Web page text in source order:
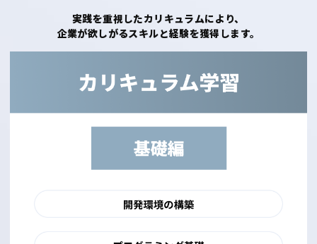
実践を重視したカリキュラムにより、
企業が欲しがるスキルと経験を獲得します。